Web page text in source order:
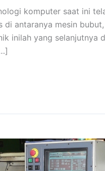
komputer saat ini
antaranya mesin
inilah yang selanjutnya